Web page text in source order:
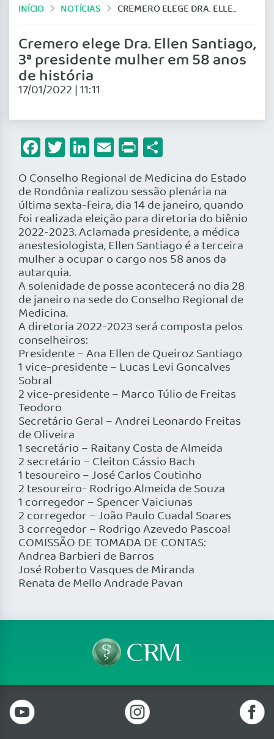
INÍCIO NOTÍCIAS CREMERO ELEGE DRA. ELLEN SANTIAGO, 3ª PRESIDENTE MULHER EM 58 ANOS DE HISTÓRIA
Cremero elege Dra. Ellen Santiago,
3ª presidente mulher em 58 anos
de história
17/01/2022 | 11:11
Facebook
Twitter
LinkedIn
Email
Print
O Conselho Regional de Medicina do Estado
de Rondônia realizou sessão plenária na
última sexta-feira, dia 14 de janeiro, quando
foi realizada eleição para diretoria do biênio
2022-2023. Aclamada presidente, a médica
anestesiologista, Ellen Santiago é a terceira
mulher a ocupar o cargo nos 58 anos da
autarquia.
A solenidade de posse acontecerá no dia 28
de janeiro na sede do Conselho Regional de
Medicina.
A diretoria 2022-2023 será composta pelos
conselheiros:
Presidente – Ana Ellen de Queiroz Santiago
1 vice-presidente – Lucas Levi Goncalves
Sobral
2 vice-presidente – Marco Túlio de Freitas
Teodoro
Secretário Geral – Andrei Leonardo Freitas
de Oliveira
1 secretário – Raitany Costa de Almeida
2 secretário – Cleiton Cássio Bach
1 tesoureiro – José Carlos Coutinho
2 tesoureiro- Rodrigo Almeida de Souza
1 corregedor – Spencer Vaiciunas
2 corregedor – João Paulo Cuadal Soares
3 corregedor – Rodrigo Azevedo Pascoal
COMISSÃO DE TOMADA DE CONTAS:
Andrea Barbieri de Barros
José Roberto Vasques de Miranda
Renata de Mello Andrade Pavan